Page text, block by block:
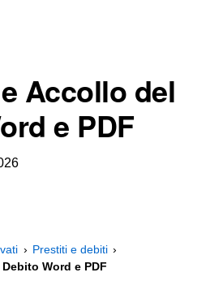
Accollo del
e PDF
Prestiti e debiti
Word e PDF